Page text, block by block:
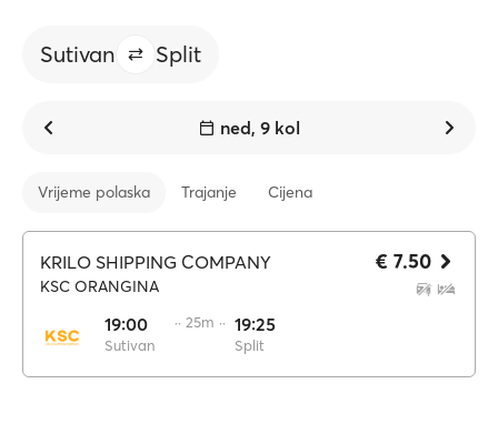
Sutivan Split
ned, 9 kol
Vrijeme polaska Trajanje Cijena
KRILO SHIPPING COMPANY
KSC ORANGINA
19:00
Sutivan
·· 25m ·· 19:25
Split
€ 7.50